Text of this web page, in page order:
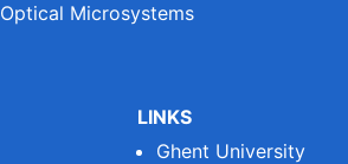
Optical Microsystems
LINKS
Ghent University